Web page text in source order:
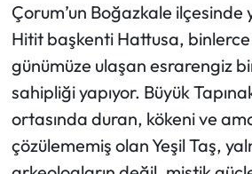
Çorum’un Boğazkale
Hitit başkenti Hattusa, binlerce
günümüze ulaşan esrarengiz
sahipliği yapıyor. Büyük Tapınak
ortasında duran, kökeni ve
çözülememiş olan Yeşil Taş,
Oğuzlar Haberleri
Ortaköy Haberleri
Osmancık Haberleri